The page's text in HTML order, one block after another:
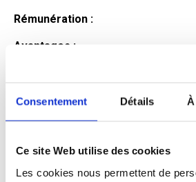
Consentement Détails
Ce site Web utilise des cookies
Les cookies nous permettent de
Rémunération :
Avantages :
Profil du
candidat
Qualifications et diplômes :